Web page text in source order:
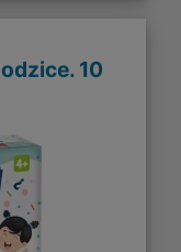
10